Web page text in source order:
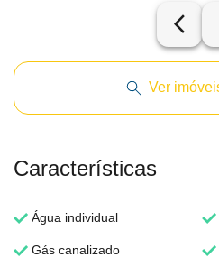
arrow_back_ios_new
Ver
Características
Água individual
Gás canalizado